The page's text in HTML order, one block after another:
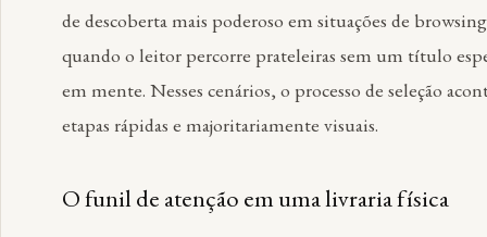
de descoberta mais poderoso em situações de
quando o leitor percorre prateleiras sem um título
em mente. Nesses cenários, o processo de seleção
etapas rápidas e majoritariamente visuais.
O funil de atenção em uma livraria física